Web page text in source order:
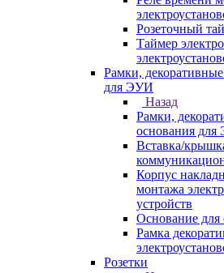
Розеточный
Таймер
Рамки,
для ЭУИ
Назад
Рамки,
основания
Вставка/
Корпус
монтажа
устройств
Основание для
Рамка
Розетки